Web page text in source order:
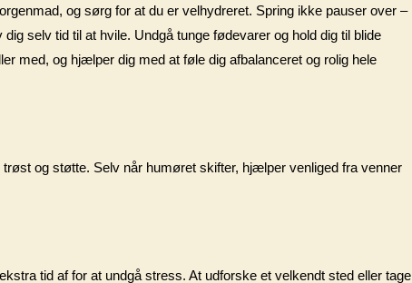
og sørg for at du er velhydreret. Spring ikke pauser over –
selv tid til at hvile. Undgå tunge fødevarer og hold dig til blide
med, og hjælper dig med at føle dig afbalanceret og rolig hele
og støtte. Selv når humøret skifter, hjælper venliged fra venner
tid af for at undgå stress. At udforske et velkendt sted eller tage